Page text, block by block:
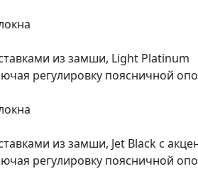
из замши, Light Platinum
регулировку поясничной
из замши, Jet Black c
регулировку поясничной